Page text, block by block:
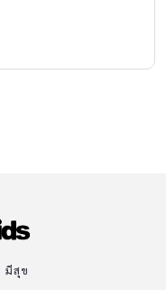
มีสุข